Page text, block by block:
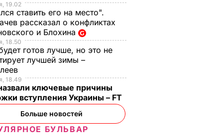
19.02
ставить его на место".
рассказал о конфликтах
и Блохина
18.50
готов лучше, но это не
лучшей зимы –
18.49
ключевые причины
вступления Украины – FT
Больше новостей
БУЛЬВАР